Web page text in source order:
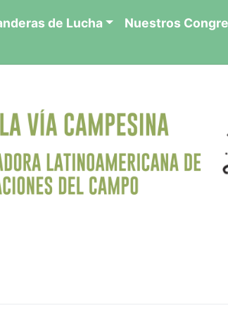
de Lucha Nuestros